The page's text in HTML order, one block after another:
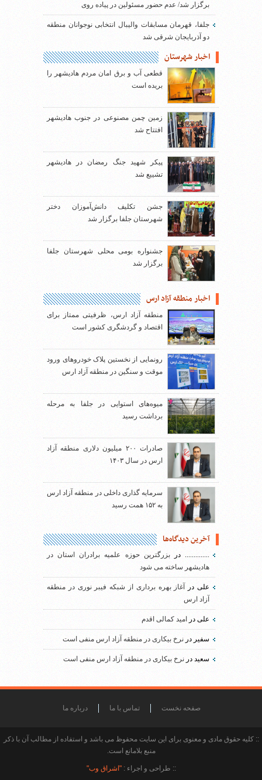
برگزار شد/ عدم حضور مسئولین در پیاده روی
جلفا، قهرمان مسابقات والیبال انتخابی نوجوانان منطقه
دو آذربایجان شرقی شد
اخبار شهرستان
قطعی آب و برق امان مردم هادیشهر را
بریده است
زمین چمن مصنوعی در جنوب هادیشهر
افتتاح شد
پیکر شهید جنگ رمضان در هادیشهر
تشییع شد
جشن تکلیف دانش‌آموزان دختر
شهرستان جلفا برگزار شد
جشنواره بومی محلی شهرستان جلفا
برگزار شد
اخبار منطقه آزاد ارس
منطقه آزاد ارس، ظرفیتی ممتاز برای
اقتصاد و گردشگری کشور است
رونمایی از نخستین پلاک خودروهای ورود
موقت و سنگین در منطقه آزاد ارس
میوه‌های استوایی در جلفا به مرحله
برداشت رسید
صادرات ۲۰۰ میلیون دلاری منطقه آزاد
ارس در سال ۱۴۰۳
سرمایه گذاری داخلی در منطقه آزاد ارس
به ۱۵۲ همت رسید
آخرین دیدگاه‌ها
..............دربزرگترین حوزه علمیه برادران استان در
هادیشهر ساخته می شود
علیدر
آغاز بهره برداری از شبکه فیبر نوری در منطقه
آزاد ارس
علی در امید کمالی اقدم
سفیر در نرخ بیکاری در منطقه آزاد ارس منفی است
سعید در نرخ بیکاری در منطقه آزاد ارس منفی است
صفحه نخست تماس با ما درباره ما
:: کلیه حقوق مادی و معنوی برای این سایت محفوظ می باشد و استفاده از مطالب آن با ذکر
منبع بلامانع است.
:: طراحی و اجراء :"اشراق وب"